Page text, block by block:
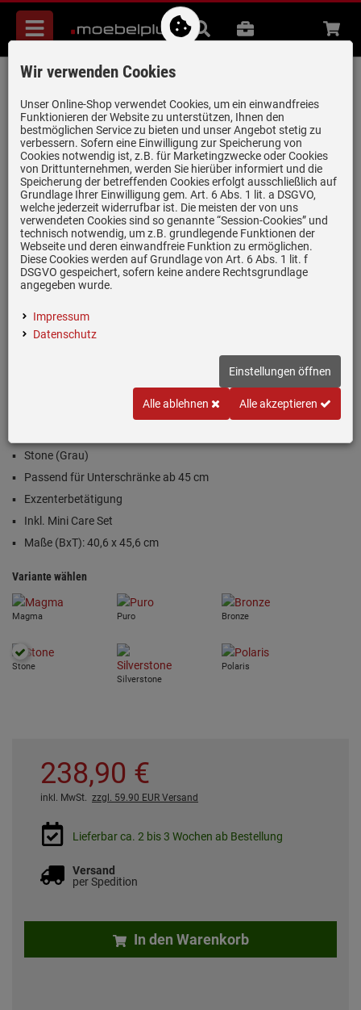
Menü
Suche
B2B Beratung
Schock Greenwich N-100S U Stone -
GREN100SUSTO Granitspüle
Artikel-Nummer:19949711 | Herstellernummer: GREN100SUSTO |
EAN:4014949424274
Inklusive 5 Jahre Garantie
Stone (Grau)
Passend für Unterschränke ab 45 cm
Exzenterbetätigung
Inkl. Mini Care Set
Maße (BxT): 40,6 x 45,6 cm
Variante wählen
Magma Puro Bronze
Stone
Silverstone
Polaris
238,90 €
inkl. MwSt. zzgl. 59.90 EUR Versand
Lieferbar ca. 2 bis 3 Wochen ab Bestellung
Versand
per Spedition
In den Warenkorb
Wir verwenden Cookies
Unser Online-Shop verwendet Cookies, um ein einwandfreies
Funktionieren der Website zu unterstützen, Ihnen den
bestmöglichen Service zu bieten und unser Angebot stetig zu
verbessern. Sofern eine Einwilligung zur Speicherung von
Cookies notwendig ist, z.B. für Marketingzwecke oder Cookies
von Drittunternehmen, werden Sie hierüber informiert und die
Speicherung der betreffenden Cookies erfolgt ausschließlich auf
Grundlage Ihrer Einwilligung gem. Art. 6 Abs. 1 lit. a DSGVO,
welche jederzeit widerrufbar ist. Die meisten der von uns
verwendeten Cookies sind so genannte “Session-Cookies” und
technisch notwendig, um z.B. grundlegende Funktionen der
Webseite und deren einwandfreie Funktion zu ermöglichen.
Diese Cookies werden auf Grundlage von Art. 6 Abs. 1 lit. f
DSGVO gespeichert, sofern keine andere Rechtsgrundlage
angegeben wurde.
Impressum
Datenschutz
Einstellungen öffnen
Alle ablehnen Alle akzeptieren